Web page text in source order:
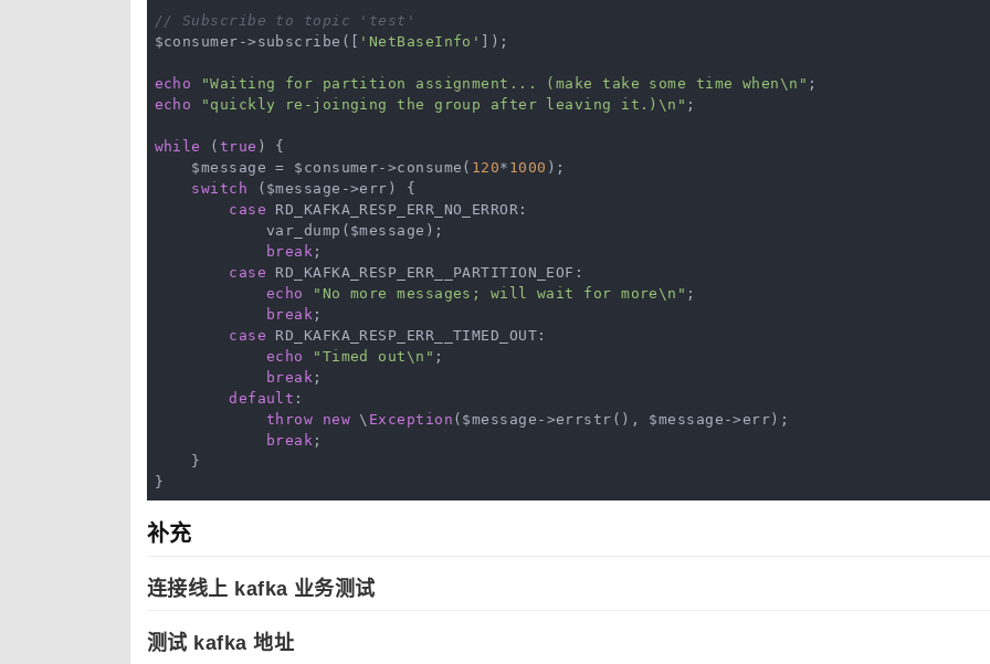
// Subscribe to topic 'test'
$consumer->subscribe([
'NetBaseInfo' ]);
echo "Waiting for partition assignment... (make take some time when\n"
echo
"quickly re-joinging the group after leaving it.)\n" ;
while ( true ) {
    $message = $consumer->consume(
120* 1000 );
switch ($message->err) {
case RD_KAFKA_RESP_ERR_NO_ERROR:
            var_dump($message);
break ;
case RD_KAFKA_RESP_ERR__PARTITION_EOF:
echo
"No more messages; will wait for more\n" ;
break ;
case RD_KAFKA_RESP_ERR__TIMED_OUT:
echo
"Timed out\n" ;
break ;
default :
throw
new \ Exception ($message->errstr(), $message->err);
break ;
    }
补充
连接线上 kafka 业务测试
测试 kafka 地址